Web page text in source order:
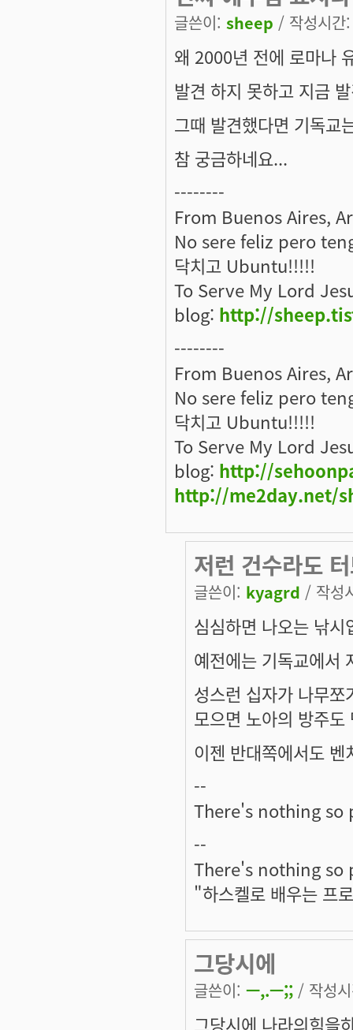
글쓴이: sheep / 작성시
왜 2000년 전에 로마나
발견 하지 못하고 지금
그때 발견했다면 기독교
참 궁금하네요...
--------
From Buenos Aires,
No sere feliz pero
닥치고 Ubuntu!!!!!
To Serve My Lord
blog: http://
--------
From Buenos Aires,
No sere feliz pero
닥치고 Ubuntu!!!!!
To Serve My Lord
blog: http://
http://me2day.net/
저런 건수라도
글쓴이: kyagrd / 작성
심심하면 나오는 낚시
예전에는 기독교에서
성스런 십자가 나무
모으면 노아의 방주도
이젠 반대쪽에서도 벤
--
There's nothing so
--
There's nothing so
"하스켈로 배우는 프
그당시에
글쓴이: ㅡ,.ㅡ;; / 작성
그당시에 나라의힘을